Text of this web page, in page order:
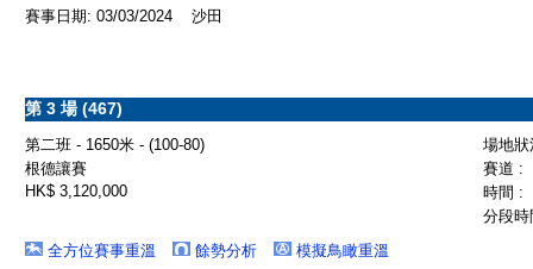
賽事日期: 03/03/2024 沙田
第 3 場 (467)
第二班 - 1650米 - (100-80)
場地
根德讓賽
賽道 :
HK$ 3,120,000
時間 :
分段
全方位賽事重溫
餘勢分析 模擬鳥瞰重溫